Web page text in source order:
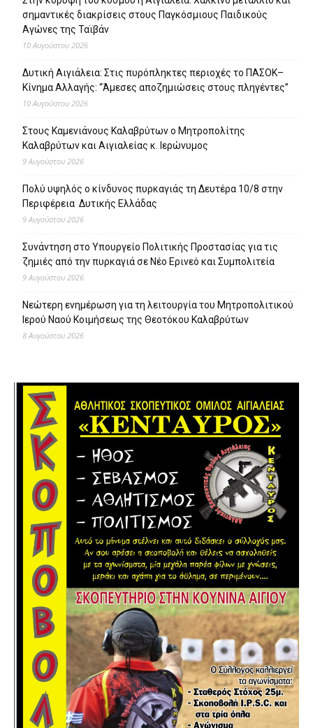
σημαντικές διακρίσεις στους Παγκόσμιους Παιδικούς
Αγώνες της Ταϊβάν
10 Αυγούστου 2026
Δυτική Αιγιάλεια: Στις πυρόπληκτες περιοχές το ΠΑΣΟΚ–
Κίνημα Αλλαγής: “Άμεσες αποζημιώσεις στους πληγέντες”
10 Αυγούστου 2026
Στους Καμενιάνους Καλαβρύτων ο Μητροπολίτης
Καλαβρύτων και Αιγιαλείας κ. Ιερώνυμος
9 Αυγούστου 2026
Πολύ υψηλός ο κίνδυνος πυρκαγιάς τη Δευτέρα 10/8 στην
Περιφέρεια Δυτικής Ελλάδας
9 Αυγούστου 2026
Συνάντηση στο Υπουργείο Πολιτικής Προστασίας για τις
ζημιές από την πυρκαγιά σε Νέο Ερινεό και Συμπολιτεία
9 Αυγούστου 2026
Νεώτερη ενημέρωση για τη λειτουργία του Μητροπολιτικού
Ιερού Ναού Κοιμήσεως της Θεοτόκου Καλαβρύτων
8 Αυγούστου 2026